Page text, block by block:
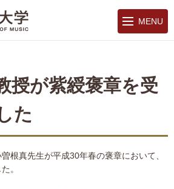
MENU
授が紫綬褒章を受
た
根真先生が平成30年春の褒章において、
。